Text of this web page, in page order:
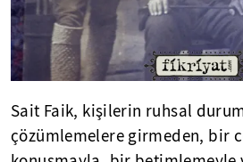
Sait Faik, kişilerin ruhsal
çözümlemelere girmeden, bir